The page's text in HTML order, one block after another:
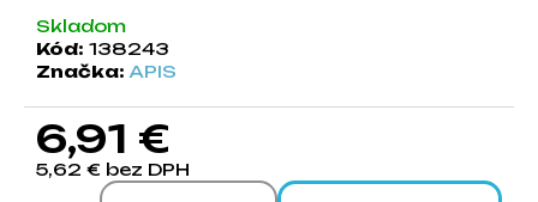
Skladom
Kód: 138243
Značka: APIS
6,91 €
5,62 € bez DPH
Jednotková cena:
O
d
p
o